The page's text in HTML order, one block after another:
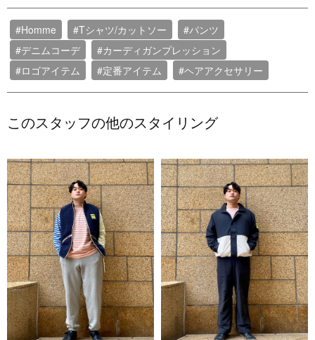
#Homme #Tシャツ/カットソー
#パンツ
#デニムコーデ
#カーディガンプレッション
#ロゴアイテム
#定番アイテム #ヘアアクセサリー
このスタッフの他のスタイリング